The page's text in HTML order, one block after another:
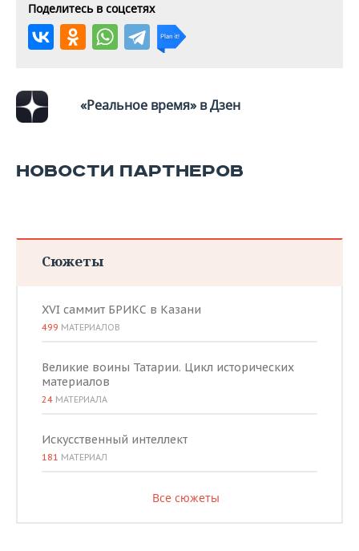
Поделитесь в соцсетях
«Реальное время» в Дзен
НОВОСТИ ПАРТНЕРОВ
Сюжеты
XVI саммит БРИКС в Казани
499 МАТЕРИАЛОВ
Великие воины Татарии. Цикл исторических
материалов
24 МАТЕРИАЛА
Искусственный интеллект
181 МАТЕРИАЛ
Все сюжеты